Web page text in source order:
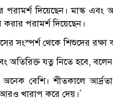
পরামর্শ দিয়েছেন। মাস্ক
পরামর্শ দিয়েছেন।
সংস্পর্শ থেকে শিশুদের
অতিরিক্ত যত্ন নিতে হবে, বলেন
বেশি। শীতকালে
আরও খারাপ করে দেয়।‍‍`